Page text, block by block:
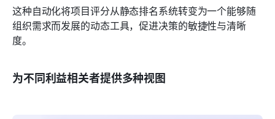
这种自动化将项目评分从静态排名系统转变为一个能够随
组织需求而发展的动态工具，促进决策的敏捷性与清晰
度。
为不同利益相关者提供多种视图